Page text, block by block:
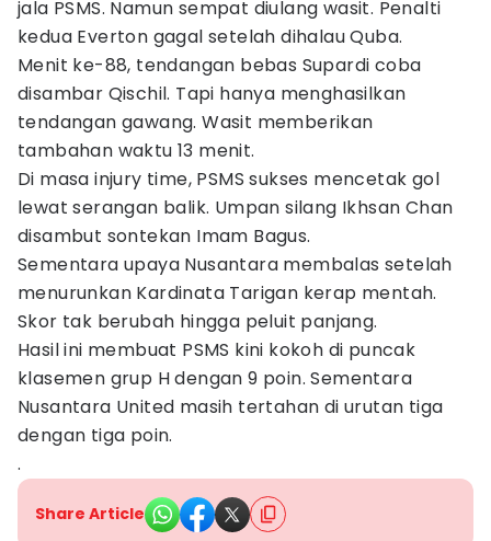
jala PSMS. Namun sempat diulang wasit. Penalti
kedua Everton gagal setelah dihalau Quba.
Menit ke-88, tendangan bebas Supardi coba
disambar Qischil. Tapi hanya menghasilkan
tendangan gawang. Wasit memberikan
tambahan waktu 13 menit.
Di masa injury time, PSMS sukses mencetak gol
lewat serangan balik. Umpan silang Ikhsan Chan
disambut sontekan Imam Bagus.
Sementara upaya Nusantara membalas setelah
menurunkan Kardinata Tarigan kerap mentah.
Skor tak berubah hingga peluit panjang.
Hasil ini membuat PSMS kini kokoh di puncak
klasemen grup H dengan 9 poin. Sementara
Nusantara United masih tertahan di urutan tiga
dengan tiga poin.
.
Share Article